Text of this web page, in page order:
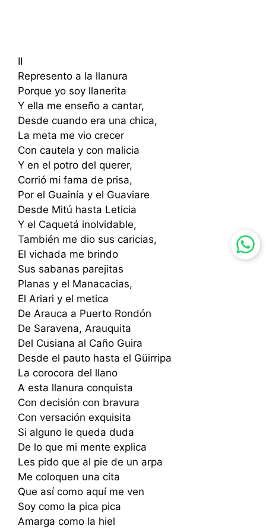
II
Represento a la llanura
Porque yo soy llanerita
Y ella me enseño a cantar,
Desde cuando era una chica,
La meta me vio crecer
Con cautela y con malicia
Y en el potro del querer,
Corrió mi fama de prisa,
Por el Guainía y el Guaviare
Desde Mitú hasta Leticia
Y el Caquetá inolvidable,
También me dio sus caricias,
El vichada me brindo
Sus sabanas parejitas
Planas y el Manacacias,
El Ariari y el metica
De Arauca a Puerto Rondón
De Saravena, Arauquita
Del Cusiana al Caño Guira
Desde el pauto hasta el Güirripa
La corocora del llano
A esta llanura conquista
Con decisión con bravura
Con versación exquisita
Si alguno le queda duda
De lo que mi mente explica
Les pido que al pie de un arpa
Me coloquen una cita
Que así como aquí me ven
Soy como la pica pica
Amarga como la hiel